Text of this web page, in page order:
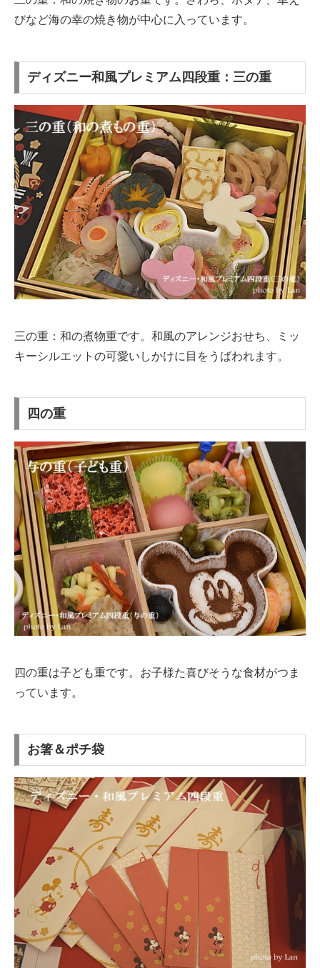
びなど海の幸の焼き物が中心に入っています。
ディズニー和風プレミアム四段重：三の重
三の重：和の煮物重です。和風のアレンジおせち、ミッ
キーシルエットの可愛いしかけに目をうばわれます。
四の重
四の重は子ども重です。お子様た喜びそうな食材がつま
っています。
お箸＆ポチ袋